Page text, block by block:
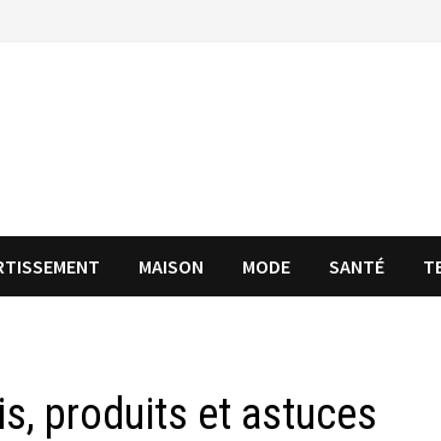
MAISON MODE SANTÉ
produits et astuces